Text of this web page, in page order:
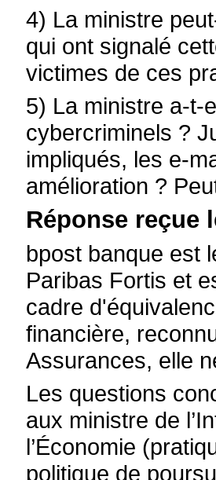
4) La ministre
qui ont signalé
victimes de ces
5) La ministre a-t-
cybercriminels ?
impliqués, les e-
amélioration ?
Réponse reçue
bpost banque est
Paribas Fortis et
cadre
financière,
Assurances, elle
Les questions
aux ministre de
l’Économie
politique de